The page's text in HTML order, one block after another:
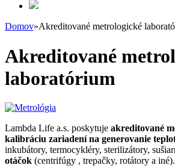
Domov»Akreditované metrologické
Akreditované
laboratórium
Lambda Life a.s. poskytuje akreditované
kalibráciu zariadení na generovanie
inkubátory, termocykléry, sterilizátory,
otáčok (centrifúgy , trepačky, rotátory a iné).